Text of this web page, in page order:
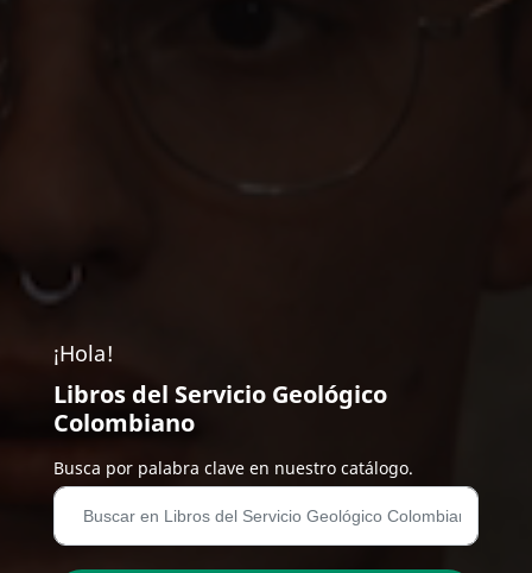
¡Hola!
Libros del Servicio Geológico
Colombiano
Busca por palabra clave en nuestro catálogo.